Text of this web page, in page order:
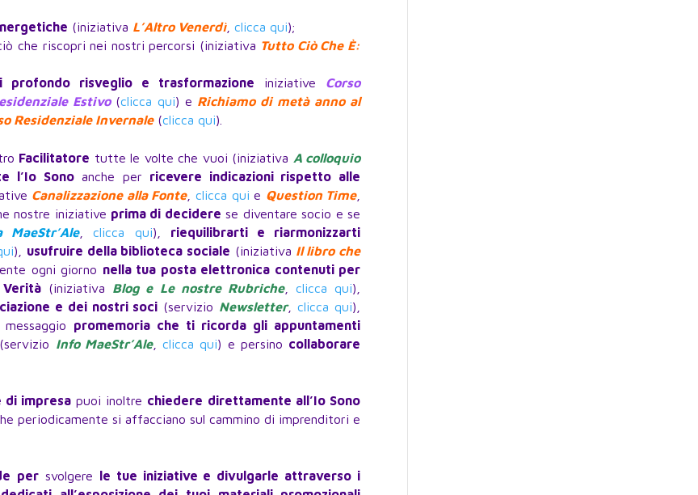
(iniziativa L’Altro Venerdì,clicca qui);
che riscopri nei nostri percorsi (iniziativa Tutto Ciò Che È:
risveglio e trasformazione iniziative Corso
Estivo (clicca qui) e Richiamo di metà anno al
Residenziale Invernale(clicca qui).
Facilitatore tutte le volte che vuoi (iniziativa A colloquio
l’Io Sonoanche per ricevere indicazioni rispetto alle
Canalizzazione alla Fonte, clicca qui e Question Time,
nostre iniziative prima di decidere se diventare socio e se
MaeStr’Ale,clicca qui), riequilibrarti e riarmonizzarti
), usufruire della biblioteca sociale (iniziativa Il libro che
ogni giorno nella tua posta elettronica contenuti per
(iniziativa Blog e Le nostre Rubriche, clicca qui),
e dei nostri soci (servizio Newsletter,clicca qui),
promemoria che ti ricorda gli appuntamenti
Info MaeStr’Ale,clicca qui) e persino collaborare
impresapuoi inoltre chiedere direttamente all’Io Sono
periodicamente si affacciano sul cammino di imprenditori e
per svolgere le tue iniziative e divulgarle attraverso i